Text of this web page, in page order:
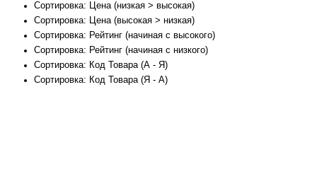
Сортировка: Цена (низкая > высокая)
Сортировка: Цена (высокая > низкая)
Сортировка: Рейтинг (начиная с высокого)
Сортировка: Рейтинг (начиная с низкого)
Сортировка: Код Товара (А - Я)
Сортировка: Код Товара (Я - А)